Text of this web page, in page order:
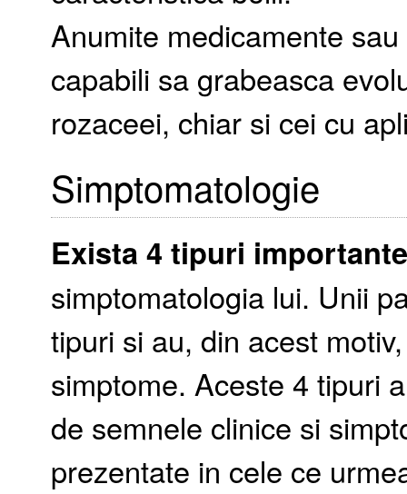
Anumite medicamente
capabili sa grabeasca
rozaceei, chiar si cei cu
Simptomatologie
Exista 4 tipuri
simptomatologia lui. Unii
tipuri si au, din acest
simptome. Aceste 4 tipuri
de semnele clinice si
prezentate in cele ce